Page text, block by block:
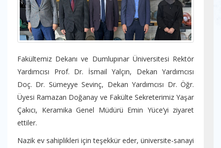
Fakültemiz Dekanı ve Dumlupınar Üniversitesi Rektör
Yardımcısı Prof. Dr. İsmail Yalçın, Dekan Yardımcısı
Doç. Dr. Sümeyye Sevinç, Dekan Yardımcısı Dr. Öğr.
Üyesi Ramazan Doğanay ve Fakülte Sekreterimiz Yaşar
Çakıcı, Keramika Genel Müdürü Emin Yüce’yi ziyaret
ettiler.
Nazik ev sahiplikleri için teşekkür eder, üniversite-sanayi